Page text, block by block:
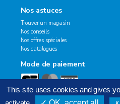
Nos astuces
Trouver un magasin
Nos conseils
Nos offres spéciales
Nos catalogues
Mode de paiement
This site uses cookies and gives